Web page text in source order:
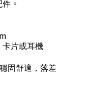
。
卡片或耳機
固舒適，落差